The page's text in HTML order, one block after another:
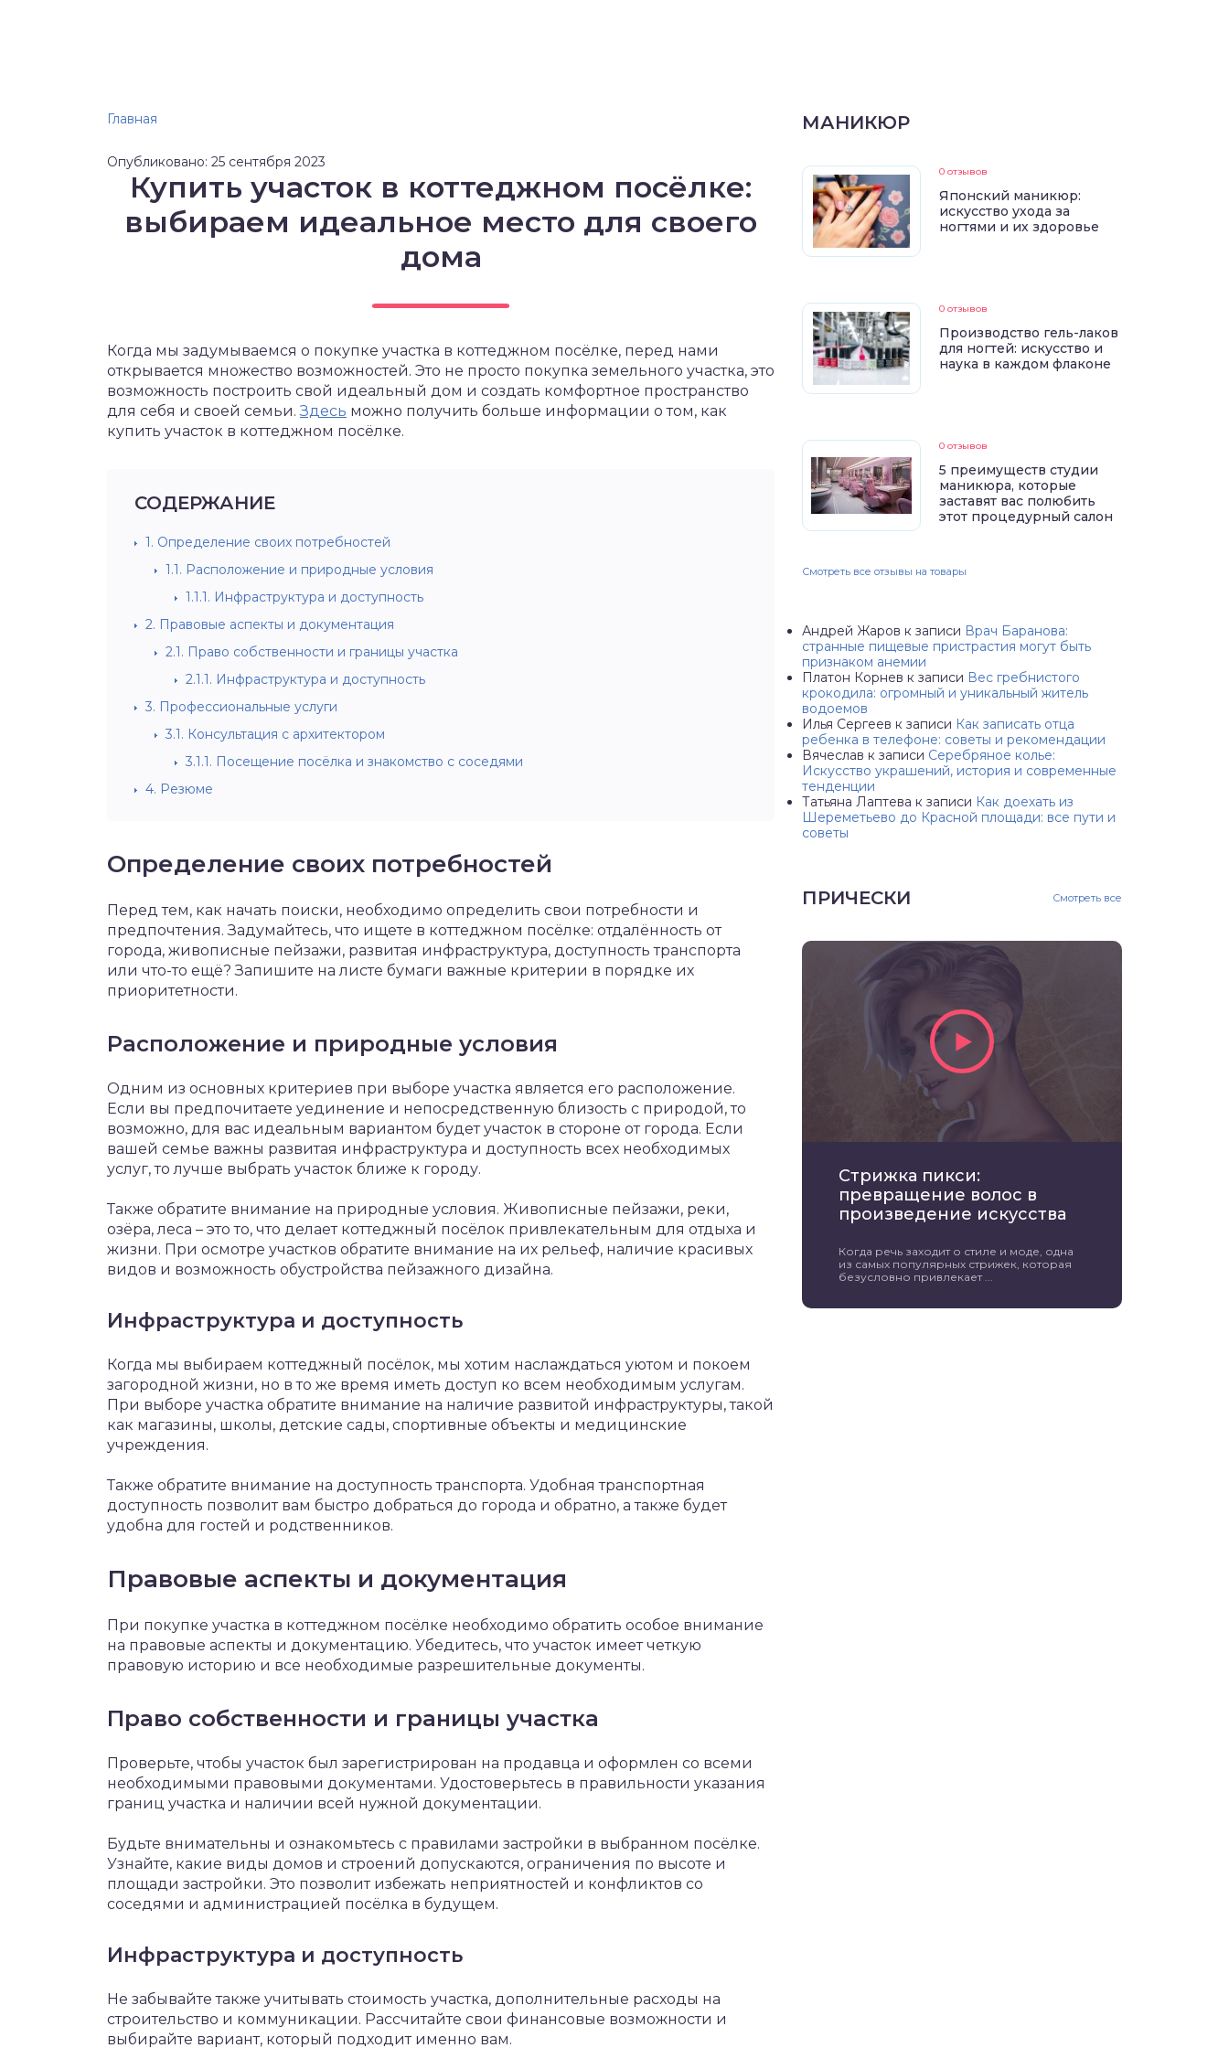
Главная
Опубликовано: 25 сентября 2023
Купить участок в коттеджном посёлке:
выбираем идеальное место для своего
дома
Когда мы задумываемся о покупке участка в коттеджном посёлке, перед нами
открывается множество возможностей. Это не просто покупка земельного участка, это
возможность построить свой идеальный дом и создать комфортное пространство
для себя и своей семьи.Здесь можно получить больше информации о том, как
купить участок в коттеджном посёлке.
СОДЕРЖАНИЕ
1. Определение своих потребностей
1.1. Расположение и природные условия
1.1.1. Инфраструктура и доступность
2. Правовые аспекты и документация
2.1. Право собственности и границы участка
2.1.1. Инфраструктура и доступность
3. Профессиональные услуги
3.1. Консультация с архитектором
3.1.1. Посещение посёлка и знакомство с соседями
4. Резюме
Определение своих потребностей
Перед тем, как начать поиски, необходимо определить свои потребности и
предпочтения. Задумайтесь, что ищете в коттеджном посёлке: отдалённость от
города, живописные пейзажи, развитая инфраструктура, доступность транспорта
или что-то ещё? Запишите на листе бумаги важные критерии в порядке их
приоритетности.
Расположение и природные условия
Одним из основных критериев при выборе участка является его расположение.
Если вы предпочитаете уединение и непосредственную близость с природой, то
возможно, для вас идеальным вариантом будет участок в стороне от города. Если
вашей семье важны развитая инфраструктура и доступность всех необходимых
услуг, то лучше выбрать участок ближе к городу.
Также обратите внимание на природные условия. Живописные пейзажи, реки,
озёра, леса – это то, что делает коттеджный посёлок привлекательным для отдыха и
жизни. При осмотре участков обратите внимание на их рельеф, наличие красивых
видов и возможность обустройства пейзажного дизайна.
Инфраструктура и доступность
Когда мы выбираем коттеджный посёлок, мы хотим наслаждаться уютом и покоем
загородной жизни, но в то же время иметь доступ ко всем необходимым услугам.
При выборе участка обратите внимание на наличие развитой инфраструктуры, такой
как магазины, школы, детские сады, спортивные объекты и медицинские
учреждения.
Также обратите внимание на доступность транспорта. Удобная транспортная
доступность позволит вам быстро добраться до города и обратно, а также будет
удобна для гостей и родственников.
Правовые аспекты и документация
При покупке участка в коттеджном посёлке необходимо обратить особое внимание
на правовые аспекты и документацию. Убедитесь, что участок имеет четкую
правовую историю и все необходимые разрешительные документы.
Право собственности и границы участка
Проверьте, чтобы участок был зарегистрирован на продавца и оформлен со всеми
необходимыми правовыми документами. Удостоверьтесь в правильности указания
границ участка и наличии всей нужной документации.
Будьте внимательны и ознакомьтесь с правилами застройки в выбранном посёлке.
Узнайте, какие виды домов и строений допускаются, ограничения по высоте и
площади застройки. Это позволит избежать неприятностей и конфликтов со
соседями и администрацией посёлка в будущем.
Инфраструктура и доступность
Не забывайте также учитывать стоимость участка, дополнительные расходы на
строительство и коммуникации. Рассчитайте свои финансовые возможности и
выбирайте вариант, который подходит именно вам.
МАНИКЮР
0 отзывов
Японский маникюр:
искусство ухода за
ногтями и их здоровье
0 отзывов
Производство гель-лаков
для ногтей: искусство и
наука в каждом флаконе
0 отзывов
5 преимуществ студии
маникюра, которые
заставят вас полюбить
этот процедурный салон
Смотреть все отзывы на товары
Андрей Жаров к записи Врач Баранова:
странные пищевые пристрастия могут быть
признаком анемии
Платон Корнев к записи Вес гребнистого
крокодила: огромный и уникальный житель
водоемов
Илья Сергеев к записи Как записать отца
ребенка в телефоне: советы и рекомендации
Вячеслав к записи Серебряное колье:
Искусство украшений, история и современные
тенденции
Татьяна Лаптева к записи Как доехать из
Шереметьево до Красной площади: все пути и
советы
ПРИЧЕСКИ Смотреть все
Стрижка пикси:
превращение волос в
произведение искусства
Когда речь заходит о стиле и моде, одна
из самых популярных стрижек, которая
безусловно привлекает ...